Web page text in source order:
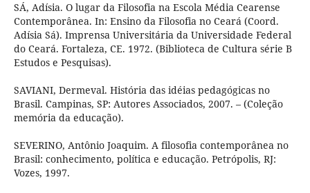
SÁ, Adísia. O lugar da Filosofia na Escola Média Cearense
Contemporânea. In: Ensino da Filosofia no Ceará (Coord.
Adísia Sá). Imprensa Universitária da Universidade Federal
do Ceará. Fortaleza, CE. 1972. (Biblioteca de Cultura série B
Estudos e Pesquisas).
SAVIANI, Dermeval. História das idéias pedagógicas no
Brasil. Campinas, SP: Autores Associados, 2007. – (Coleção
memória da educação).
SEVERINO, Antônio Joaquim. A filosofia contemporânea no
Brasil: conhecimento, política e educação. Petrópolis, RJ:
Vozes, 1997.